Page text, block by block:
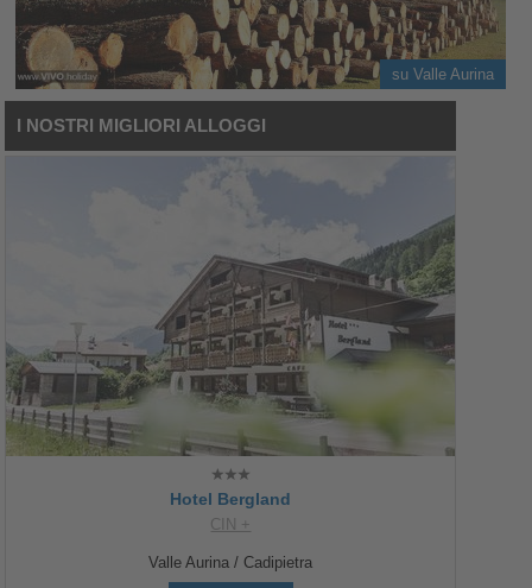
su Valle Aurina
I NOSTRI MIGLIORI ALLOGGI
Hotel Bergland
CIN +
Valle Aurina / Cadipietra